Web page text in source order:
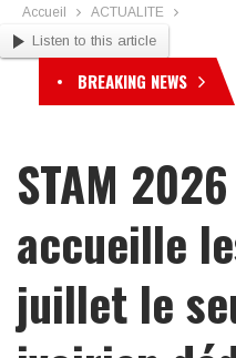
Accueil ACTUALITE
Listen to this article
BREAKING NEWS
STAM
accueille
juillet le